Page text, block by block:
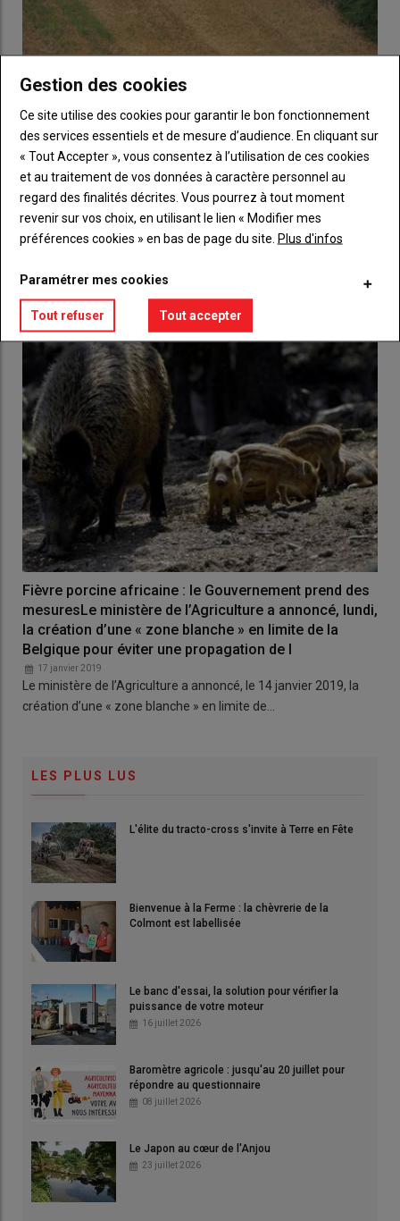
Fièvre porcine africaine : le plan d’action se déploie
Fièvre porcine africaine : le Gouvernement prend des
mesuresLe ministère de l’Agriculture a annoncé, lundi,
la création d’une « zone blanche » en limite de la
Belgique pour éviter une propagation de l
17 janvier 2019
Le ministère de l’Agriculture a annoncé, le 14 janvier 2019, la
création d’une « zone blanche » en limite de…
LES PLUS LUS
L'élite du tracto-cross s'invite à Terre en Fête
Bienvenue à la Ferme : la chèvrerie de la
Colmont est labellisée
Le banc d'essai, la solution pour vérifier la
puissance de votre moteur
16 juillet 2026
Baromètre agricole : jusqu'au 20 juillet pour
répondre au questionnaire
08 juillet 2026
Le Japon au cœur de l'Anjou
23 juillet 2026
Gestion des cookies
Ce site utilise des cookies pour garantir le bon fonctionnement
des services essentiels et de mesure d’audience. En cliquant sur
« Tout Accepter », vous consentez à l’utilisation de ces cookies
et au traitement de vos données à caractère personnel au
regard des finalités décrites. Vous pourrez à tout moment
revenir sur vos choix, en utilisant le lien « Modifier mes
préférences cookies » en bas de page du site. Plus d'infos
Paramétrer mes cookies
Tout refuser Tout accepter